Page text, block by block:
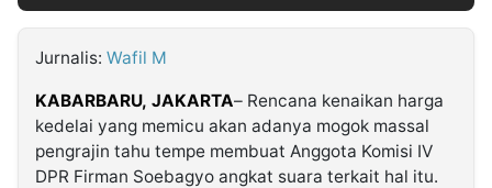
Kabarbaru.co
Jurnalis: Wafil M
KABARBARU, JAKARTA– Rencana kenaikan harga
kedelai yang memicu akan adanya mogok massal
pengrajin tahu tempe membuat Anggota Komisi IV
DPR Firman Soebagyo angkat suara terkait hal itu.